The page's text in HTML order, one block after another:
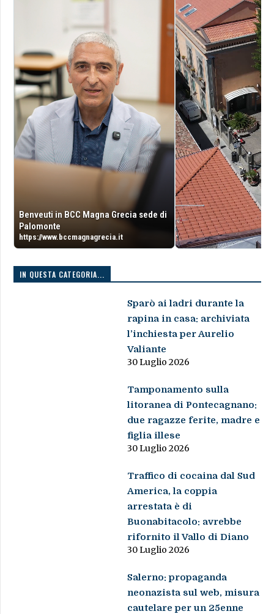
Benveuti in BCC Magna Grecia sede di
Palomonte
https://www.bccmagnagrecia.it
IN QUESTA CATEGORIA...
Sparò ai ladri durante la
rapina in casa: archiviata
l’inchiesta per Aurelio
Valiante
30 Luglio 2026
Tamponamento sulla
litoranea di Pontecagnano:
due ragazze ferite, madre e
figlia illese
30 Luglio 2026
Traffico di cocaina dal Sud
America, la coppia
arrestata è di
Buonabitacolo: avrebbe
rifornito il Vallo di Diano
30 Luglio 2026
Salerno: propaganda
neonazista sul web, misura
cautelare per un 25enne